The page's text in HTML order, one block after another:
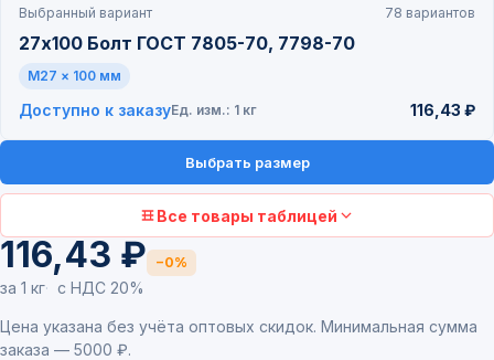
Выбранный вариант 78 вариантов
27х100 Болт ГОСТ 7805-70, 7798-70
M27 × 100 мм
Доступно к заказуЕд. изм.: 1 кг 116,43 ₽
Выбрать размер
Все товары таблицей
116,43 ₽ −0%
за 1 кг с НДС 20%
Цена указана без учёта оптовых скидок. Минимальная сумма
заказа — 5000 ₽.